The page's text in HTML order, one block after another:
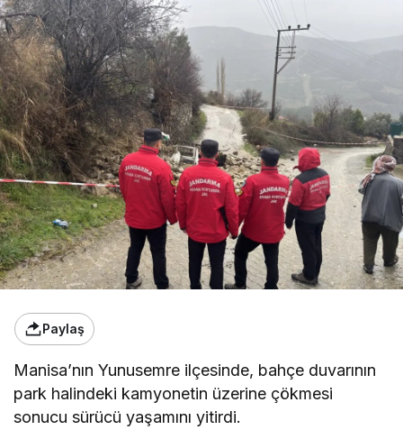
Paylaş
Manisa’nın Yunusemre ilçesinde, bahçe duvarının
park halindeki kamyonetin üzerine çökmesi
sonucu sürücü yaşamını yitirdi.